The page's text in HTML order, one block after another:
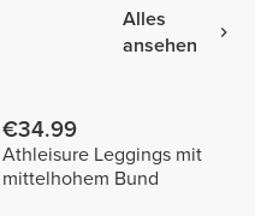
Alles
ansehen
€34.99
Athleisure Leggings mit
mittelhohem Bund